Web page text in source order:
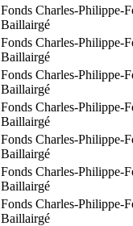
Fonds Charles-Philippe-
Baillairgé
Fonds Charles-Philippe-
Baillairgé
Fonds Charles-Philippe-
Baillairgé
Fonds Charles-Philippe-
Baillairgé
Fonds Charles-Philippe-
Baillairgé
Fonds Charles-Philippe-
Baillairgé
Fonds Charles-Philippe-
Baillairgé